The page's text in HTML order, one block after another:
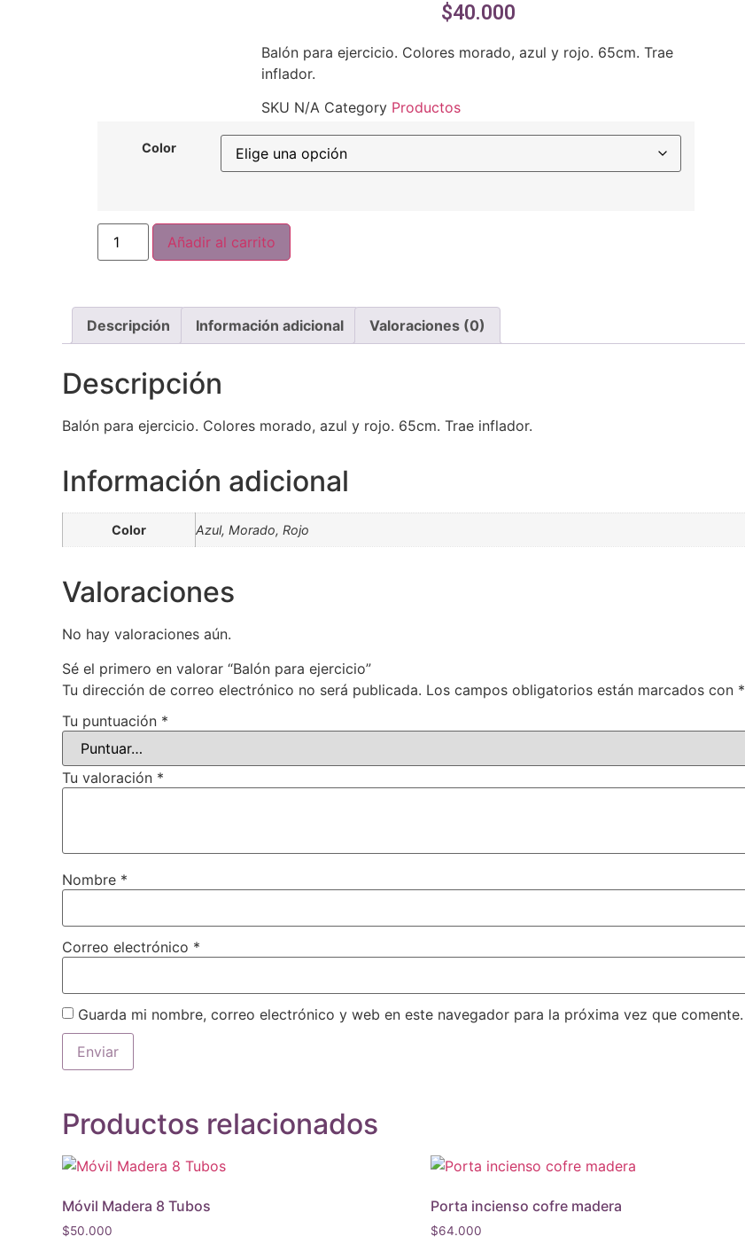
$40.000
Balón para ejercicio. Colores morado, azul y rojo. 65cm. Trae
inflador.
SKU N/A Category Productos
Color
Balón
para
ejercicio
Añadir al carrito
Descripción Información adicional Valoraciones (0)
Descripción
Balón para ejercicio. Colores morado, azul y rojo. 65cm. Trae inflador.
Información adicional
Color Azul, Morado, Rojo
Valoraciones
No hay valoraciones aún.
Sé el primero en valorar “Balón para ejercicio”
Tu dirección de correo electrónico no será publicada. Los campos obligatorios están marcados con *
Tu puntuación *
Tu valoración *
Nombre *
Correo electrónico *
Guarda mi nombre, correo electrónico y web en este navegador para la próxima vez que comente.
Productos relacionados
Móvil Madera 8 Tubos
$50.000
Porta incienso cofre madera
$64.000